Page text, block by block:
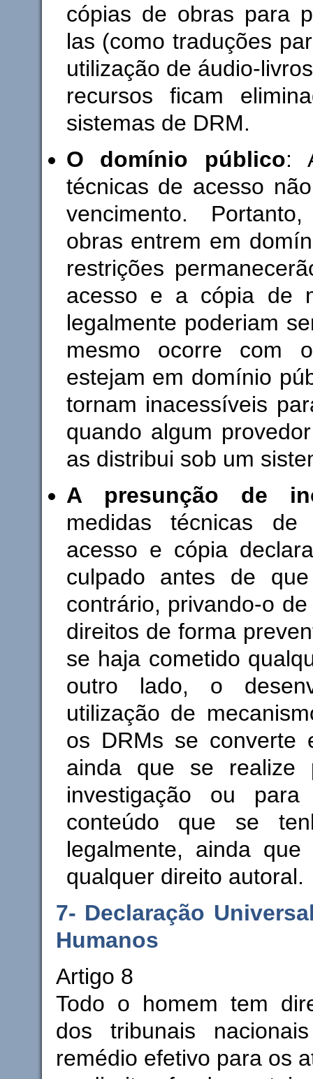
cópias de obras para
las (como traduções
utilização de áudio-
recursos ficam
sistemas de DRM.
O domínio público:
técnicas de acesso
vencimento.
obras entrem em
restrições
acesso e a cópia de
legalmente poderiam
mesmo ocorre com
estejam em domínio
tornam inacessíveis
quando algum
as distribui sob um
A presunção de
medidas técnicas de
acesso e cópia
culpado antes de
contrário, privando-o
direitos de forma
se haja cometido
outro lado, o
utilização de
os DRMs se converte
ainda que se realize
investigação ou
conteúdo que se
legalmente, ainda
qualquer direito autoral.
7- Declaração
Humanos
Artigo 8
Todo o homem tem
dos tribunais
remédio efetivo para os